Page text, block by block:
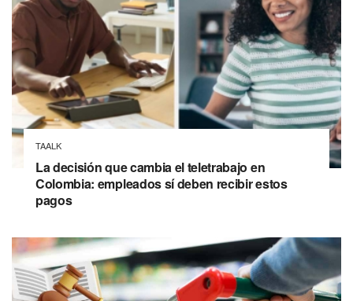
TAALK
La decisión que cambia el teletrabajo en
Colombia: empleados sí deben recibir estos
pagos